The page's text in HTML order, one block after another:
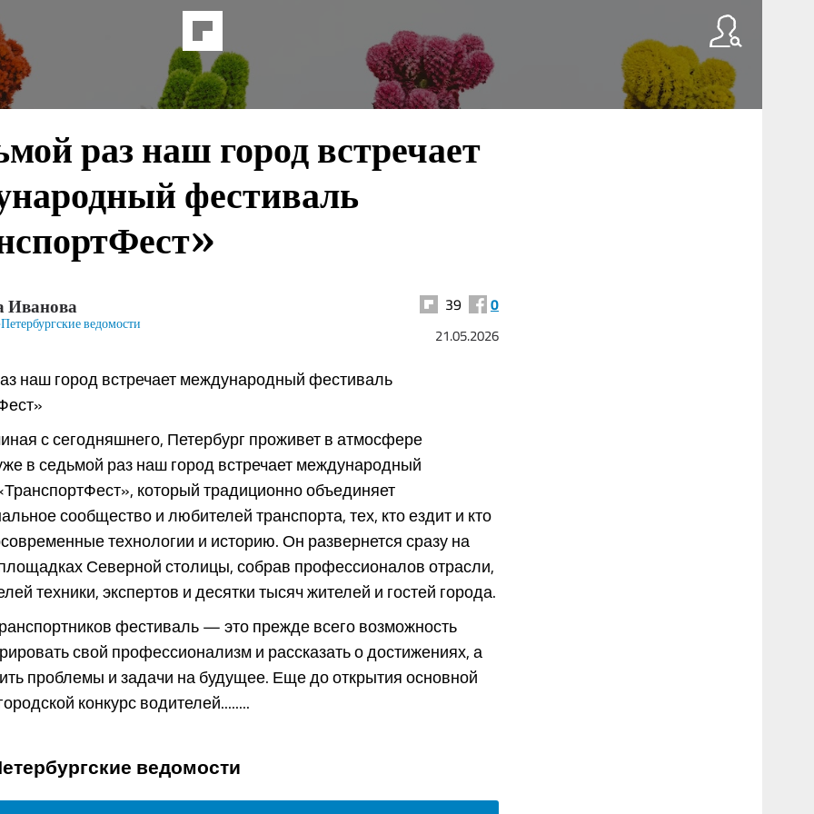
раз наш город встречает
фестиваль
Иванова
ведомости
39 0
21.05.2026
наш город встречает международный фестиваль
с сегодняшнего, Петербург проживет в атмосфере
в седьмой раз наш город встречает международный
который традиционно объединяет
сообщество и любителей транспорта, тех, кто ездит и кто
технологии и историю. Он развернется сразу на
Северной столицы, собрав профессионалов отрасли,
техники, экспертов и десятки тысяч жителей и гостей города.
фестиваль — это прежде всего возможность
свой профессионализм и рассказать о достижениях, а
проблемы и задачи на будущее. Еще до открытия основной
конкурс водителей........
ведомости